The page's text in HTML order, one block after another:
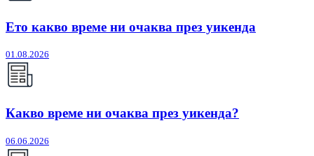
Ето какво време ни очаква през уикенда
01.08.2026
Какво време ни очаква през уикенда?
06.06.2026